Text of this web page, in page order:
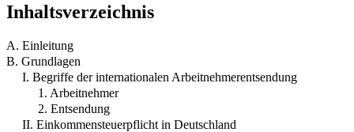
Inhaltsverzeichnis
A. Einleitung
B. Grundlagen
I. Begriffe der internationalen Arbeitnehmerentsendung
1. Arbeitnehmer
2. Entsendung
II. Einkommensteuerpflicht in Deutschland